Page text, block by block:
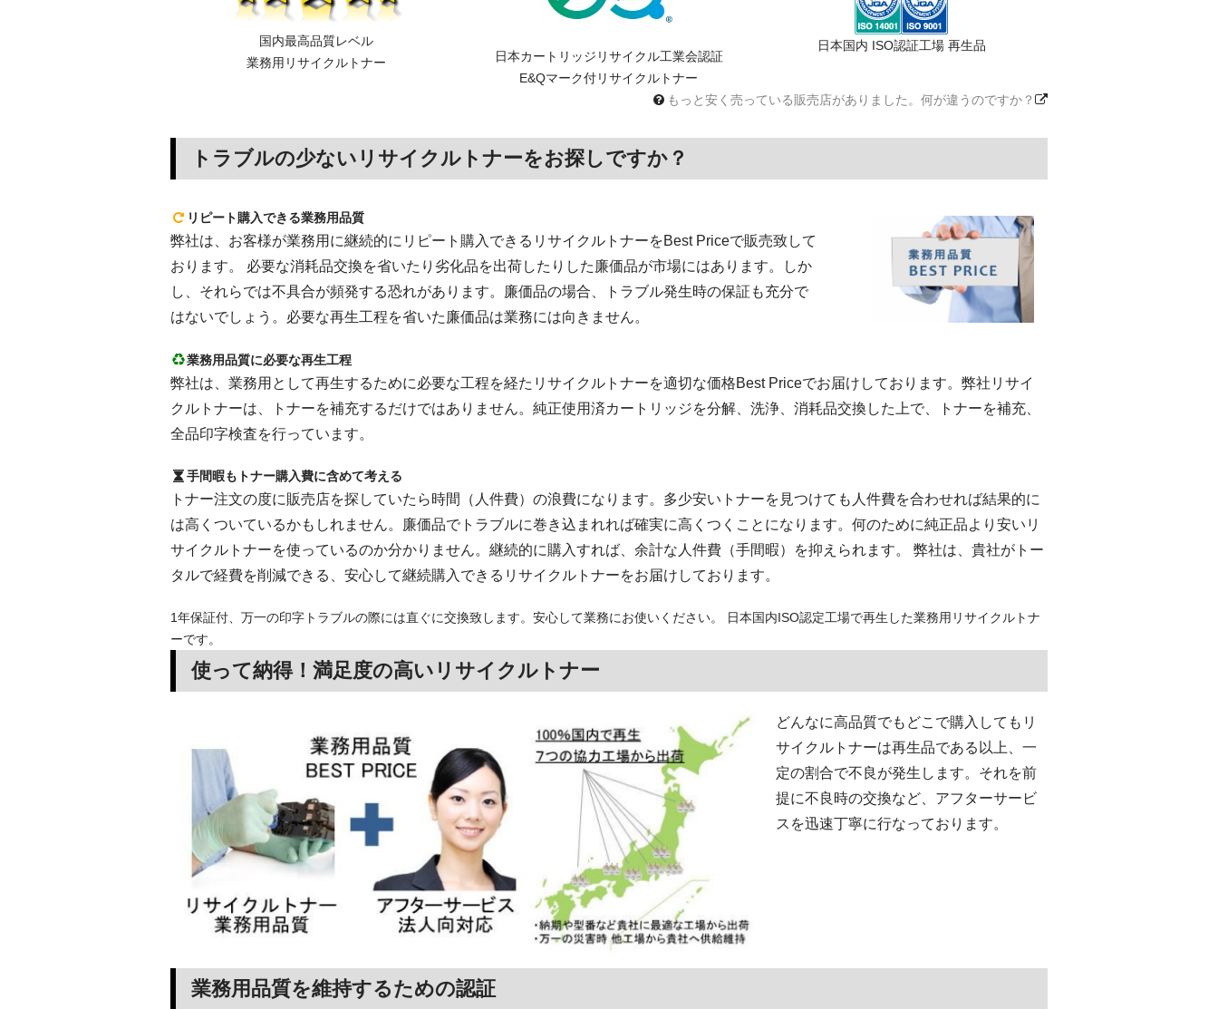
国内最高品質レベル
業務用リサイクルトナー
日本カートリッジリサイクル工業会認証
E&Qマーク付リサイクルトナー
日本国内 ISO認証工場 再生品
もっと安く売っている販売店がありました。何が違うのですか？
トラブルの少ないリサイクルトナーをお探しですか？
リピート購入できる業務用品質
弊社は、お客様が業務用に継続的にリピート購入できるリサイクルトナーをBest Priceで販売致して
おります。 必要な消耗品交換を省いたり劣化品を出荷したりした廉価品が市場にはあります。しか
し、それらでは不具合が頻発する恐れがあります。廉価品の場合、トラブル発生時の保証も充分で
はないでしょう。必要な再生工程を省いた廉価品は業務には向きません。
業務用品質に必要な再生工程
弊社は、業務用として再生するために必要な工程を経たリサイクルトナーを適切な価格Best Priceでお届けしております。弊社リサイ
クルトナーは、トナーを補充するだけではありません。純正使用済カートリッジを分解、洗浄、消耗品交換した上で、トナーを補充、
全品印字検査を行っています。
手間暇もトナー購入費に含めて考える
トナー注文の度に販売店を探していたら時間（人件費）の浪費になります。多少安いトナーを見つけても人件費を合わせれば結果的に
は高くついているかもしれません。廉価品でトラブルに巻き込まれれば確実に高くつくことになります。何のために純正品より安いリ
サイクルトナーを使っているのか分かりません。継続的に購入すれば、余計な人件費（手間暇）を抑えられます。 弊社は、貴社がトー
タルで経費を削減できる、安心して継続購入できるリサイクルトナーをお届けしております。
1年保証付、万一の印字トラブルの際には直ぐに交換致します。安心して業務にお使いください。 日本国内ISO認定工場で再生した業務用リサイクルトナ
ーです。
使って納得！満足度の高いリサイクルトナー
どんなに高品質でもどこで購入してもリ
サイクルトナーは再生品である以上、一
定の割合で不良が発生します。それを前
提に不良時の交換など、アフターサービ
スを迅速丁寧に行なっております。
業務用品質を維持するための認証